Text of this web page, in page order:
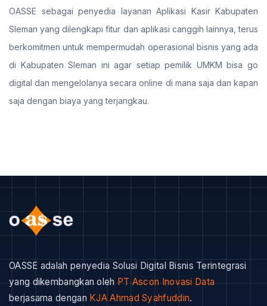
OASSE sebagai penyedia layanan Aplikasi Kasir Kabupaten
Sleman yang dilengkapi fitur dan aplikasi canggih lainnya, terus
berkomitmen untuk mempermudah operasional bisnis yang ada
di Kabupaten Sleman ini agar setiap pemilik UMKM bisa go
digital dan mengelolanya secara online di mana saja dan kapan
saja dengan biaya yang terjangkau.
OASSE adalah penyedia Solusi Digital Bisnis Terintegrasi
yang dikembangkan oleh PT Ascon Inovasi Data
berjasama dengan KJA Ahmad Syahfuddin.